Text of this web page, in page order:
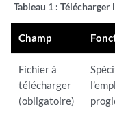
Tableau 1 : Télécharger
Champ
Fichier à
télécharger
(obligatoire)